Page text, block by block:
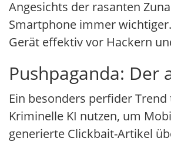
Angesichts der rasanten
Smartphone immer
Gerät effektiv vor Hackern
Pushpaganda: Der
Ein besonders perfider
Kriminelle KI nutzen, um
generierte Clickbait-Artikel